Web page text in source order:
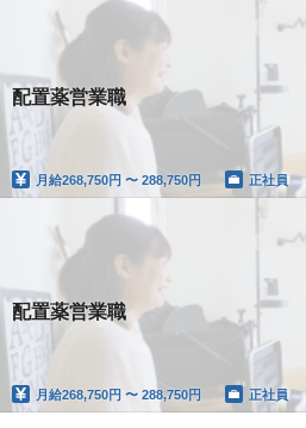
配置薬営業職
月給268,750円 〜 288,750円 正社員
配置薬営業職
月給268,750円 〜 288,750円 正社員